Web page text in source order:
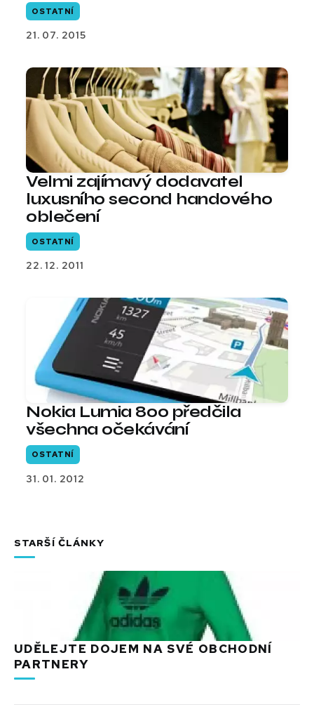
OSTATNÍ
21. 07. 2015
Velmi zajímavý dodavatel
luxusního second handového
oblečení
OSTATNÍ
22. 12. 2011
Nokia Lumia 800 předčila
všechna očekávání
OSTATNÍ
31. 01. 2012
STARŠÍ ČLÁNKY
UDĚLEJTE DOJEM NA SVÉ OBCHODNÍ
PARTNERY